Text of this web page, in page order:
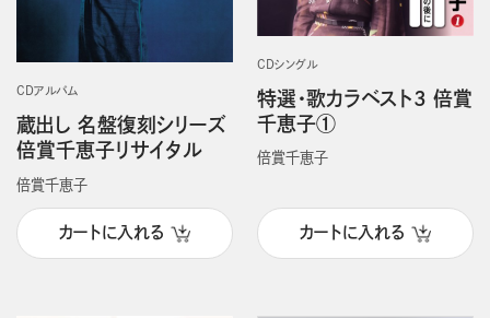
CDアルバム
蔵出し 名盤復刻シリーズ
倍賞千恵子リサイタル
倍賞千恵子
カートに入れる
CDシングル
特選・歌カラベスト3 倍賞
千恵子①
倍賞千恵子
カートに入れる